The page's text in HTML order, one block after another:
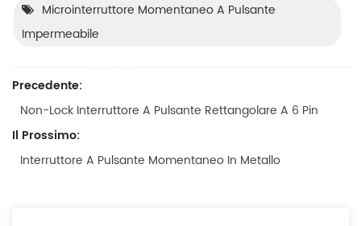
Microinterruttore Momentaneo A Pulsante
Impermeabile
Precedente:
Non-Lock Interruttore A Pulsante Rettangolare A 6 Pin
Il Prossimo:
Interruttore A Pulsante Momentaneo In Metallo